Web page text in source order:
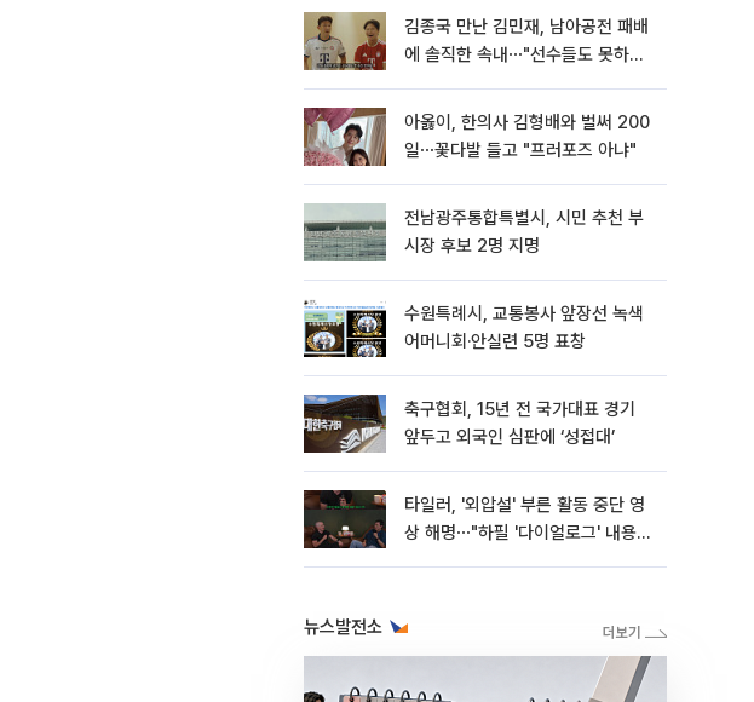
김종국 만난 김민재, 남아공전 패배
에 솔직한 속내⋯"선수들도 못하긴
아옳이, 한의사 김형배와 벌써 200
일⋯꽃다발 들고 "프러포즈 아냐"
전남광주통합특별시, 시민 추천 부
시장 후보 2명 지명
수원특례시, 교통봉사 앞장선 녹색
어머니회·안실련 5명 표창
축구협회, 15년 전 국가대표 경기
앞두고 외국인 심판에 ‘성접대’
타일러, '외압설' 부른 활동 중단 영
상 해명⋯"하필 '다이얼로그' 내용이
뉴스발전소